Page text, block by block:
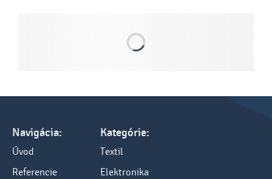
Navigácia:
Úvod
Referencie
Kategórie:
Textil
Elektronika